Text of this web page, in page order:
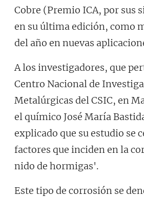
Cobre (Premio ICA, por sus
en su última edición, como
del año en nuevas
A los investigadores, que
Centro Nacional de
Metalúrgicas del CSIC, en
el químico José María
explicado que su estudio se
factores que inciden en la
nido de hormigas'.
Este tipo de corrosión se